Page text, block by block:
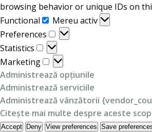
browsing behavior or unique IDs on
Functional
Functional
Mereu activ
Preferences
Preferences
Statistics
Statistics
Marketing
Marketing
Administrează opțiunile
Administrează serviciile
Administrează vânzătorii
Citește mai multe despre aceste
Accept Deny View preferences Save